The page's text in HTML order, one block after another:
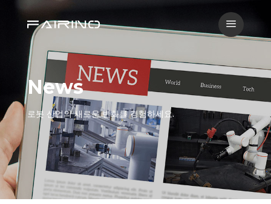
a
News
로봇 산업의 새로운 변화를 경험하세요.